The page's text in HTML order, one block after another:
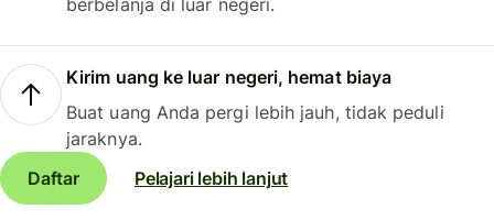
berbelanja di luar negeri.
Kirim uang ke luar negeri, hemat biaya
Buat uang Anda pergi lebih jauh, tidak peduli
jaraknya.
Daftar
Pelajari lebih lanjut